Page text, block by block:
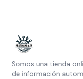
Somos una tienda
de información